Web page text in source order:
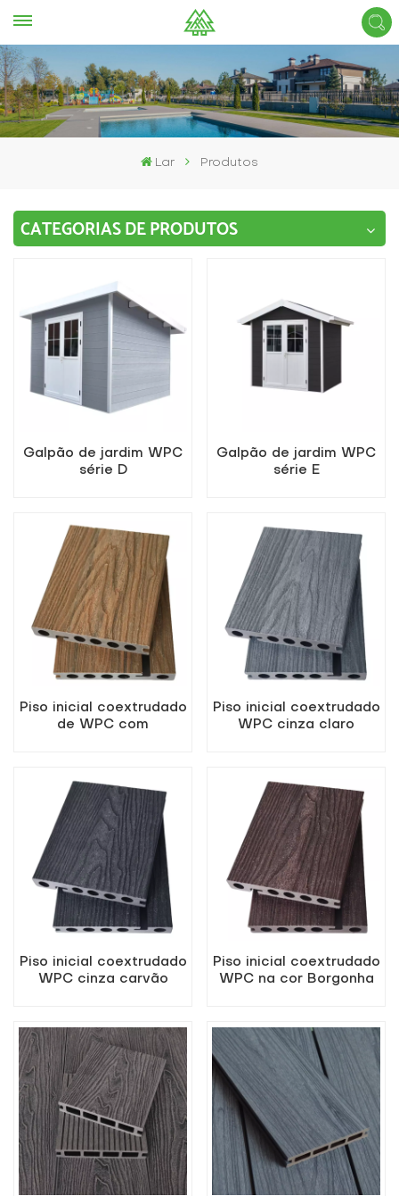
Lar Produtos
CATEGORIAS DE PRODUTOS
Galpão de jardim WPC
série D
Galpão de jardim WPC
série E
Piso inicial coextrudado
de WPC com
Piso inicial coextrudado
WPC cinza claro
Piso inicial coextrudado
WPC cinza carvão
Piso inicial coextrudado
WPC na cor Borgonha